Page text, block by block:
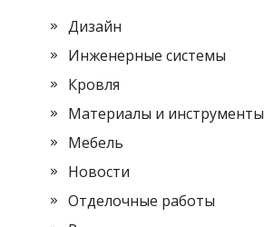
Дизайн
Инженерные системы
Кровля
Материалы и инструменты
Мебель
Новости
Отделочные работы